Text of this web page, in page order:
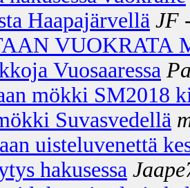
Haapajärvellä JF
VUOKRATA
Vuosaaressa
mökki SM2018
Suvasvedellä
uisteluvenettä
hakusessa